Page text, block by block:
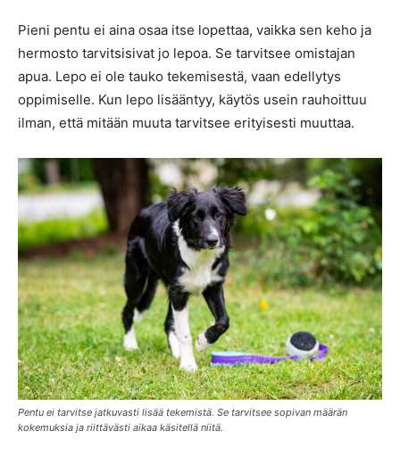
Pieni pentu ei aina osaa itse lopettaa, vaikka sen keho ja
hermosto tarvitsisivat jo lepoa. Se tarvitsee omistajan
apua. Lepo ei ole tauko tekemisestä, vaan edellytys
oppimiselle. Kun lepo lisääntyy, käytös usein rauhoittuu
ilman, että mitään muuta tarvitsee erityisesti muuttaa.
Pentu ei tarvitse jatkuvasti lisää tekemistä. Se tarvitsee sopivan määrän
kokemuksia ja riittävästi aikaa käsitellä niitä.